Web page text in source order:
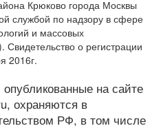
Крюково города Москвы
службой по надзору в сфере
и массовых
о регистрации
2016г.
на сайте
охраняются в
РФ, в том числе